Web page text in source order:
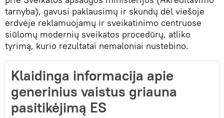
tarnyba), gavusi paklausimų ir skundų dėl viešoje
erdvėje reklamuojamų ir sveikatinimo centruose
siūlomų modernių sveikatos procedūrų, atliko
tyrimą, kurio rezultatai nemaloniai nustebino.
Klaidinga informacija apie
generinius vaistus griauna
pasitikėjimą ES